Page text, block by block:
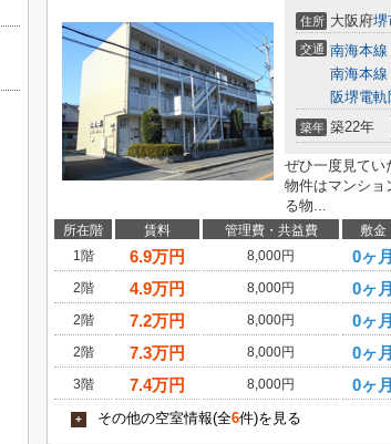
住所 大阪府堺
交通 南海本線
南海本線
阪堺電軌
築年 築22年
ぜひ一度見て
物件はマンショ
る物...
所在階 賃料 管理費・共益費 敷金
1階
6.9万円 8,000円 0ヶ月
2階
4.9万円 8,000円 0ヶ月
2階
7.2万円 8,000円 0ヶ月
2階
7.3万円 8,000円 0ヶ月
3階
7.4万円 8,000円 0ヶ月
+ その他の空室情報(全6件)を見る